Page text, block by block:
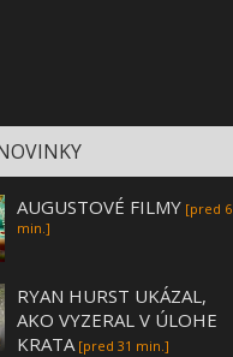
AUGUSTOVÉ FILMY [pred 6
min.]
RYAN HURST UKÁZAL,
AKO VYZERAL V ÚLOHE
KRATA [pred 31 min.]